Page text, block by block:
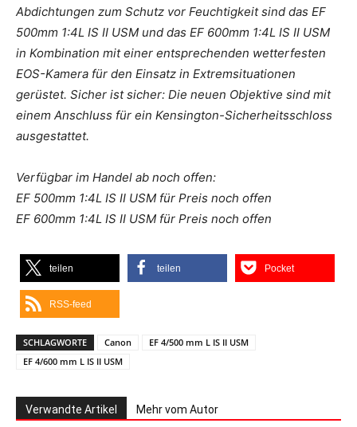
Abdichtungen zum Schutz vor Feuchtigkeit sind das EF
500mm 1:4L IS II USM und das EF 600mm 1:4L IS II USM
in Kombination mit einer entsprechenden wetterfesten
EOS-Kamera für den Einsatz in Extremsituationen
gerüstet. Sicher ist sicher: Die neuen Objektive sind mit
einem Anschluss für ein Kensington-Sicherheitsschloss
ausgestattet.
Verfügbar im Handel ab noch offen:
EF 500mm 1:4L IS II USM für Preis noch offen
EF 600mm 1:4L IS II USM für Preis noch offen
teilen teilen Pocket
RSS-feed
SCHLAGWORTE Canon
EF 4/500 mm L IS II USM
EF 4/600 mm L IS II USM
Verwandte Artikel Mehr vom Autor